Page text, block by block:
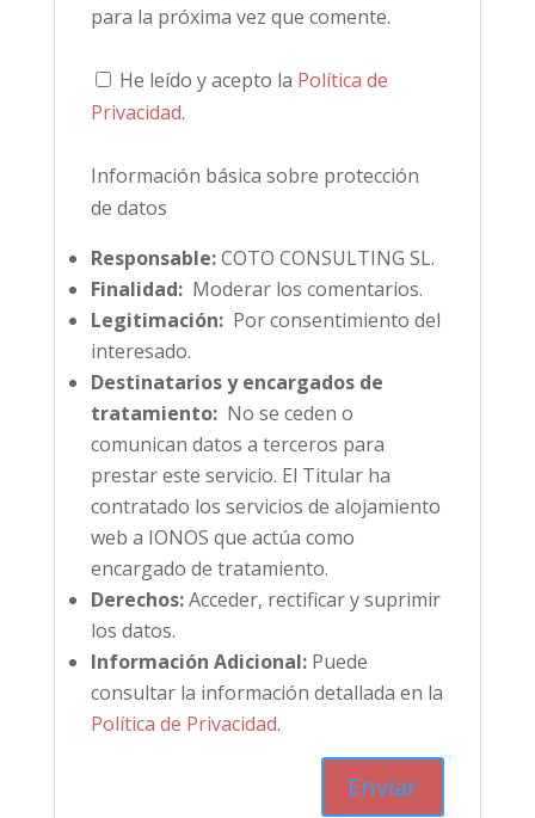
para la próxima vez que comente.
He leído y acepto la Política de
Privacidad.
Información básica sobre protección
de datos
Responsable:COTO CONSULTING SL.
Finalidad:Moderar los comentarios.
Legitimación:Por consentimiento del
interesado.
Destinatarios y encargados de
tratamiento:No se ceden o
comunican datos a terceros para
prestar este servicio. El Titular ha
contratado los servicios de alojamiento
web a IONOS que actúa como
encargado de tratamiento.
Derechos:Acceder, rectificar y suprimir
los datos.
Información Adicional:Puede
consultar la información detallada en la
Política de Privacidad.